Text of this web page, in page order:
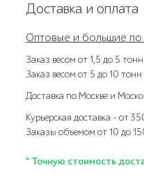
Доставка и оплата
Оптовые и большие по
Заказ весом от 1,5 до 5
Заказ весом от 5 до 10
Доставка по Москве и
Курьерская доставка – от
Заказы объемом от 10 до
* Точную стоимость